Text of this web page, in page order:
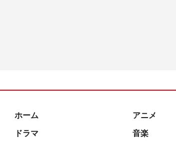
ホーム
ドラマ
アニメ
音楽